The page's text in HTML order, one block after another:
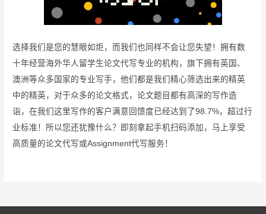
选择我们是您的慧眼如炬，而我们也同样不会让您失望！拥有数
十年经营海外华人留学生论文代写专业的机构，旗下拥有英国、
澳洲等众多国家的专业写手，他们都是我们精心筛选出来的精英
中的精英，对于众多的论文格式，论文题目都有高深的写作造
诣，在我们这里写作的客户满意回馈度已经达到了98.7%，超过行
业标准！所以您还犹豫什么？即刻拿起手机扫码添加，马上享受
高质量的论文代写或Assignment代写服务！